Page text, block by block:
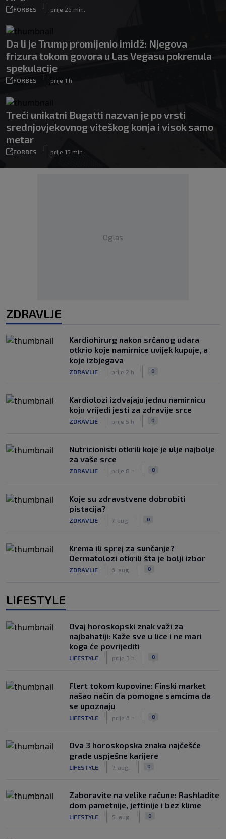
FORBES
|
prije 26 min.
Da li je Trump promijenio imidž: Njegova
frizura tokom govora u Las Vegasu pokrenula
spekulacije
FORBES
|
prije 1 h
Treći unikatni Bugatti nazvan je po vrsti
srednjovjekovnog viteškog konja i visok samo
metar
FORBES
|
prije 15 min.
Oglas
ZDRAVLJE
Kardiohirurg nakon srčanog udara
otkrio koje namirnice uvijek kupuje, a
koje izbjegava
ZDRAVLJE prije 2 h 0
Kardiolozi izdvajaju jednu namirnicu
koju vrijedi jesti za zdravije srce
ZDRAVLJE prije 5 h 0
Nutricionisti otkrili koje je ulje najbolje
za vaše srce
ZDRAVLJE prije 8 h 0
Koje su zdravstvene dobrobiti
pistacija?
ZDRAVLJE 7. aug. 0
Krema ili sprej za sunčanje?
Dermatolozi otkrili šta je bolji izbor
ZDRAVLJE 6. aug. 0
LIFESTYLE
Ovaj horoskopski znak važi za
najbahatiji: Kaže sve u lice i ne mari
koga će povrijediti
LIFESTYLE prije 3 h 0
Flert tokom kupovine: Finski market
našao način da pomogne samcima da
se upoznaju
LIFESTYLE prije 6 h 0
Ova 3 horoskopska znaka najčešće
grade uspješne karijere
LIFESTYLE 7. aug. 0
Zaboravite na velike račune: Rashladite
dom pametnije, jeftinije i bez klime
LIFESTYLE 5. aug. 0